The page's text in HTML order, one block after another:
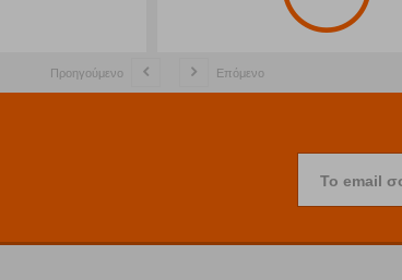
Προηγούμενο Επόμενο
Το email